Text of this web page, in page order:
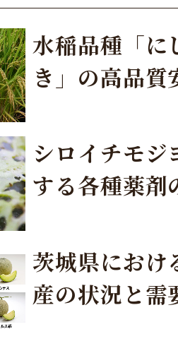
水稲品種「に
き」の高品質
シロイチモジ
する各種薬剤
茨城県におけ
産の状況と需